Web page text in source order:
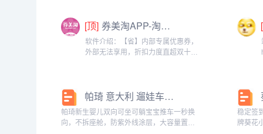
[顶] 券美淘APP-淘宝，天猫，京东，拼多多领券优惠返利助手
软件介绍：【省】内部专属优惠券，
外部无法享用，折扣力度直超双十一
品类，让你逛的开心【优】专属客服
帕琦 意大利 遛娃车轻便高景观推车新生婴儿双向可坐可躺宝宝推车_婴童用品
帕琦新生婴儿双向可坐可躺宝宝推车一秒换
向，不拆座舱，防紫外线涂层，大容量置物
稳定签
牌葵花